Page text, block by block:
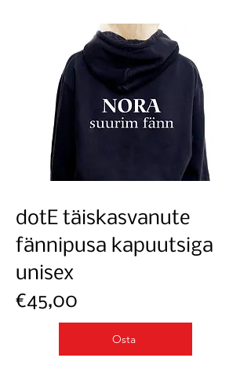
dotE täiskasvanute
fännipusa kapuutsiga
unisex
€45,00
Osta